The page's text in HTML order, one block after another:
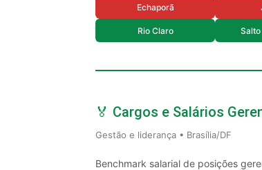
Echaporã
Rio Claro
🏅 Cargos e Salários
Gestão e liderança • Brasília/DF
Benchmark salarial de posições